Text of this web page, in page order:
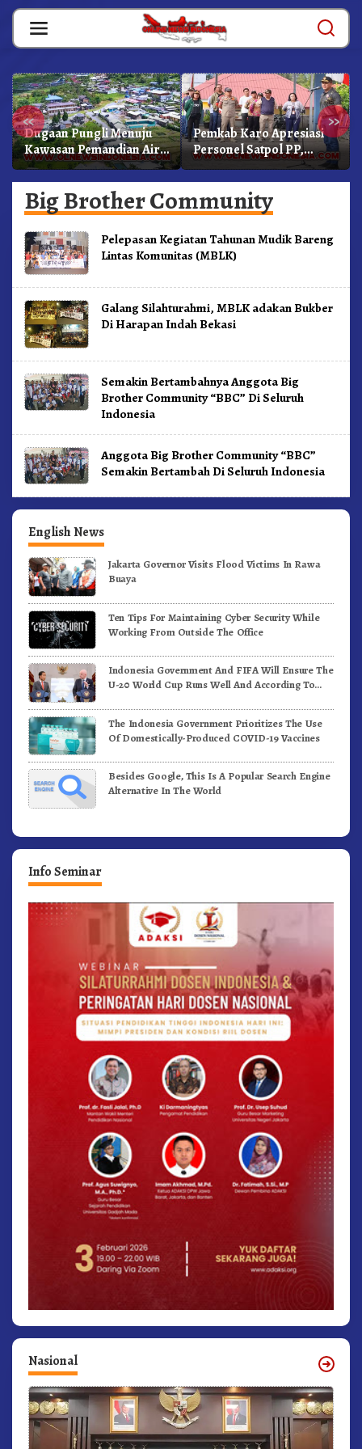
Skip
content
« »
Dugaan Pungli Menuju
Kawasan Pemandian Air
Panas Semangat Gunung
– Doulu Foto Dan
Videokan!
Pemkab Karo Apresiasi
Personel Satpol PP,
Linmas, Dan Pemadam
Kebakaran
Big Brother Community
Pelepasan Kegiatan Tahunan Mudik Bareng
Lintas Komunitas (MBLK)
Galang Silahturahmi, MBLK adakan Bukber
Di Harapan Indah Bekasi
Semakin Bertambahnya Anggota Big
Brother Community “BBC” Di Seluruh
Indonesia
Anggota Big Brother Community “BBC”
Semakin Bertambah Di Seluruh Indonesia
English News
Jakarta Governor Visits Flood Victims In Rawa
Buaya
Ten Tips For Maintaining Cyber Security While
Working From Outside The Office
Indonesia Government And FIFA Will Ensure The
U-20 World Cup Runs Well And According To
The Indonesia Government Prioritizes The Use
Of Domestically-Produced COVID-19 Vaccines
Besides Google, This Is A Popular Search Engine
Alternative In The World
Info Seminar
Nasional